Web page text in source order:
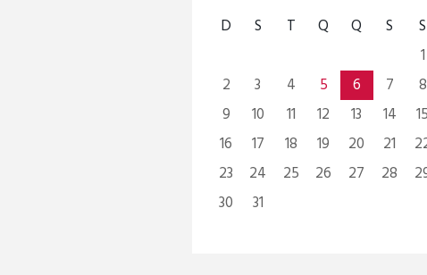
D S T Q Q S
S
1
2
3 4 5 6 7
8
9
10 11 12 13 14
15
16
17 18 19 20 21
23
24 25 26 27 28
30
31